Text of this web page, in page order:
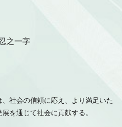
之一字
社会の信頼に応え、より満足いた
を通じて社会に貢献する。